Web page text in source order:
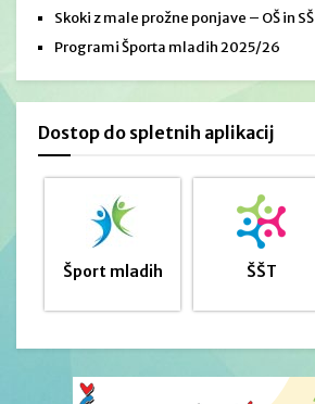
Skoki z male prožne ponjave – OŠ in SŠ
Programi Športa mladih 2025/26
Dostop do spletnih aplikacij
Šport mladih ŠŠT